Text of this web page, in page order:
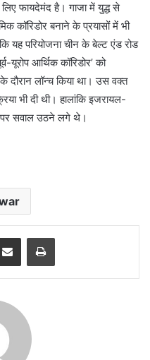
फायदेमंद है। गाजा में युद्ध से
कॉरिडोर बनाने के प्रयासों में भी
यह परियोजना चीन के बेल्ट एंड रोड
आर्थिक कॉरिडोर’ को
दौरान लॉन्च किया था। उस वक्त
भी दी थी। हालांकि इजरायल-
पर सवाल उठने लगे थे।
Share via Email Print